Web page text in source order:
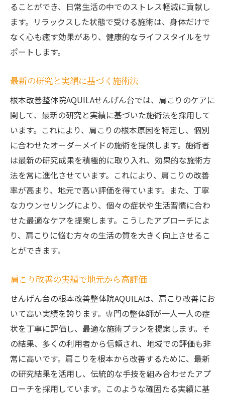
ることができ、日常生活の中でのストレス軽減に貢献し
ます。リラックスした状態で受ける施術は、身体だけで
なく心も癒す効果があり、健康的なライフスタイルをサ
ポートします。
最新の研究と実績に基づく施術法
根本改善整体院AQUILAせんげん台では、肩こりのケアに
関して、最新の研究と実績に基づいた施術法を採用して
います。これにより、肩こりの根本原因を特定し、個別
に合わせたオーダーメイドの施術を提供します。施術者
は最新の研究成果を積極的に取り入れ、効果的な施術方
法を常に進化させています。これにより、肩こりの改善
率が高まり、地元で高い評価を得ています。また、丁寧
なカウンセリングにより、個々の症状や生活習慣に合わ
せた最適なケアを提案します。こうしたアプローチによ
り、肩こりに悩む方々の生活の質を大きく向上させるこ
とができます。
肩こり改善の実績で地元から高評価
せんげん台の根本改善整体院AQUILAは、肩こり改善にお
いて高い実績を誇ります。専門の整体師が一人一人の症
状を丁寧に評価し、最適な施術プランを提案します。そ
の結果、多くの利用者から信頼され、地域での評価も非
常に高いです。肩こりを根本から改善するために、最新
の研究結果を活用し、伝統的な手技を組み合わせたアプ
ローチを採用しています。このような確固たる実績に基